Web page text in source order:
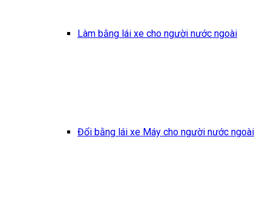
Làm bằng lái xe cho người nước ngoài
Đổi bằng lái xe Máy cho người nước ngoài